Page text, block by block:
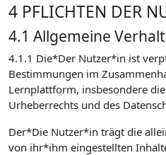
4 PFLICHTEN DER
4.1 Allgemeine
4.1.1 Die*Der Nutzer*in ist
Bestimmungen im
Lernplattform, insbesondere
Urheberrechts und des
Der*Die Nutzer*in trägt die
von ihr*ihm eingestellten